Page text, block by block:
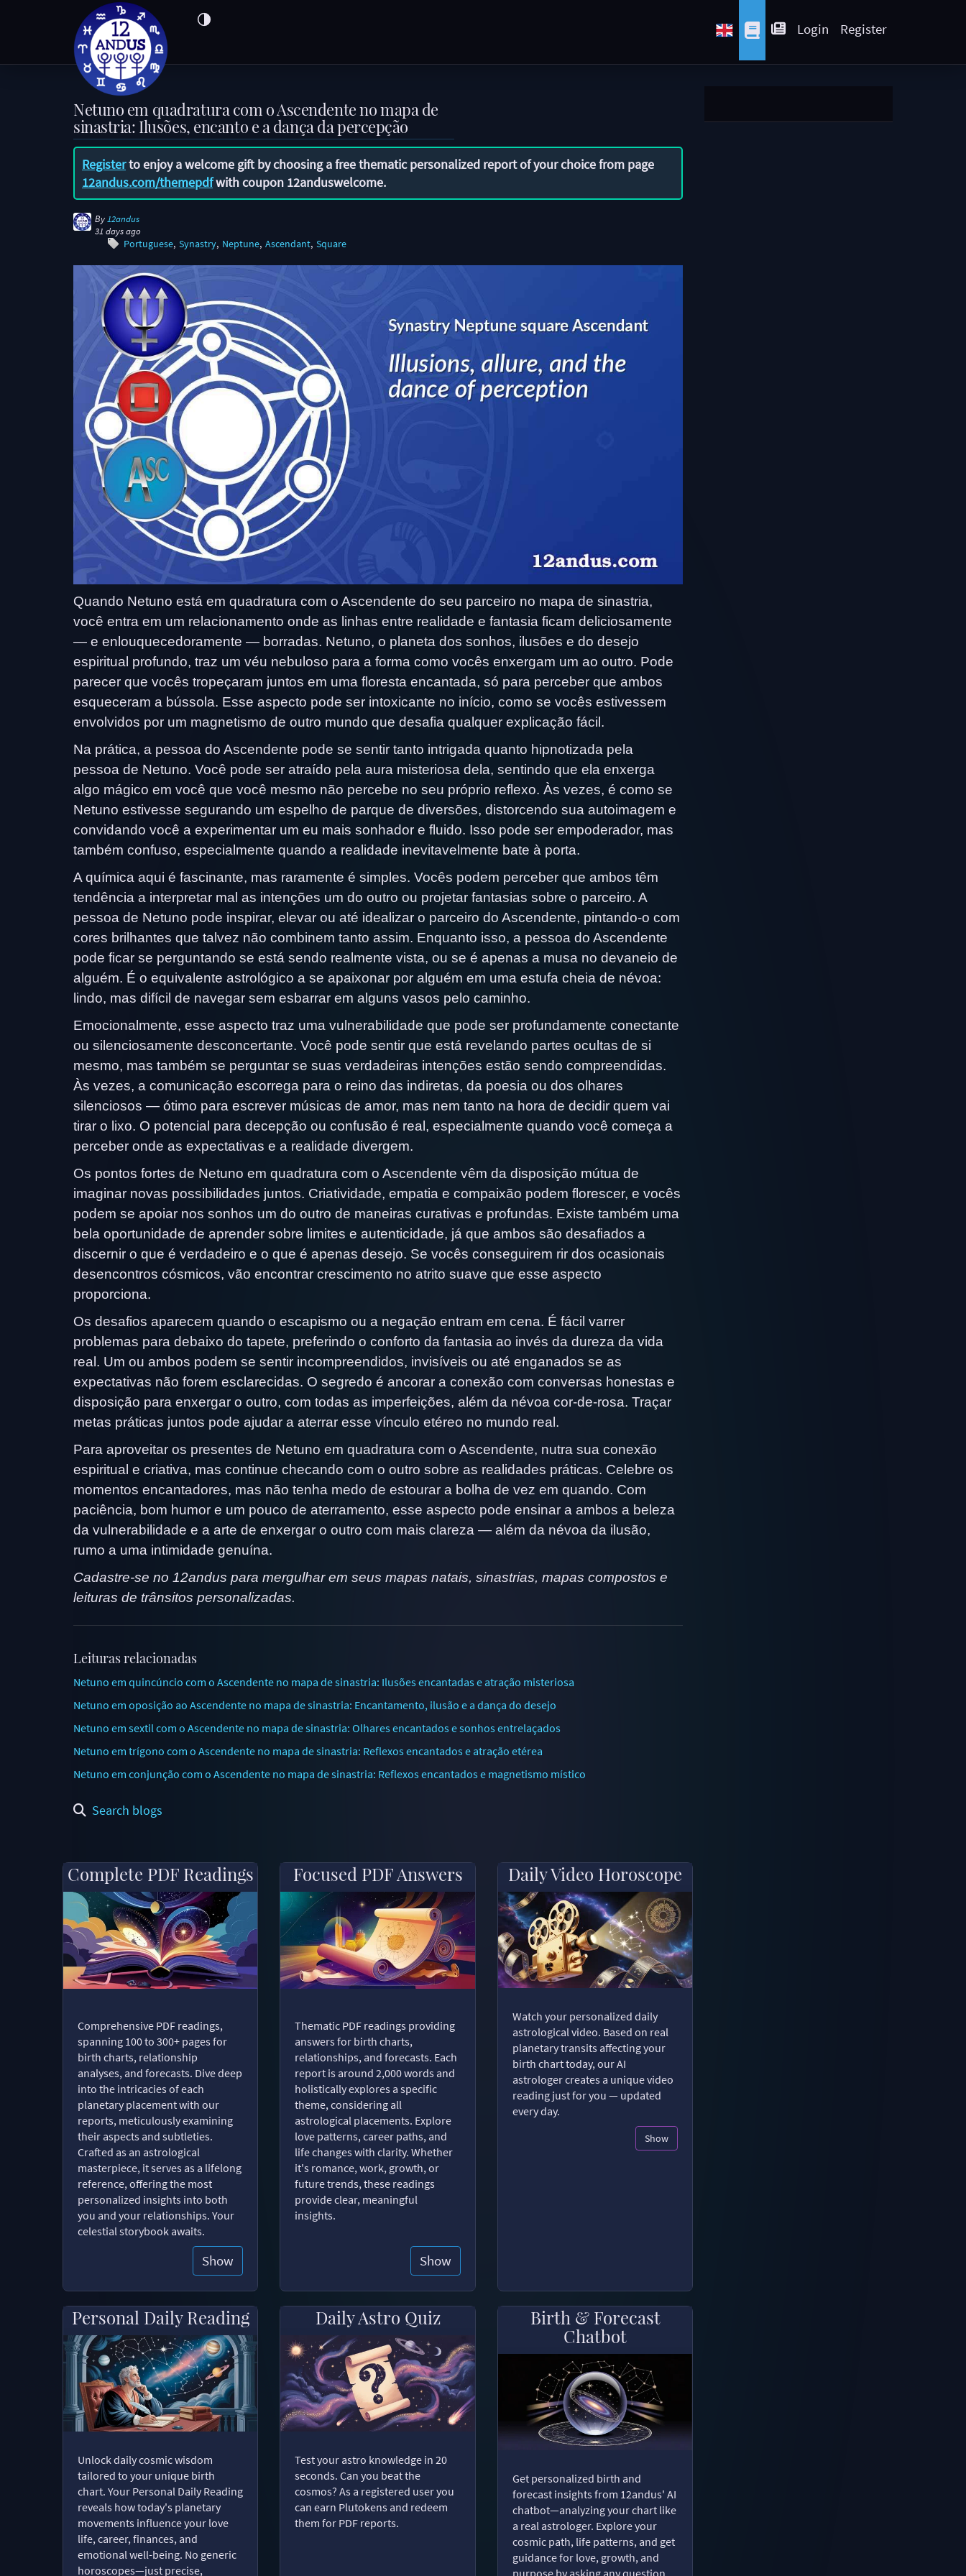
Login Register
Netuno em quadratura com o Ascendente no mapa de
sinastria: Ilusões, encanto e a dança da percepção
Registerto enjoy a welcome gift by choosing a free thematic personalized report of your choice from page
12andus.com/themepdfwith coupon 12anduswelcome.
By 12andus
31 days ago
Portuguese Synastry Neptune Ascendant Square
Quando Netuno está em quadratura com o Ascendente do seu parceiro no mapa de sinastria,
você entra em um relacionamento onde as linhas entre realidade e fantasia ficam deliciosamente
— e enlouquecedoramente — borradas. Netuno, o planeta dos sonhos, ilusões e do desejo
espiritual profundo, traz um véu nebuloso para a forma como vocês enxergam um ao outro. Pode
parecer que vocês tropeçaram juntos em uma floresta encantada, só para perceber que ambos
esqueceram a bússola. Esse aspecto pode ser intoxicante no início, como se vocês estivessem
envolvidos por um magnetismo de outro mundo que desafia qualquer explicação fácil.
Na prática, a pessoa do Ascendente pode se sentir tanto intrigada quanto hipnotizada pela
pessoa de Netuno. Você pode ser atraído pela aura misteriosa dela, sentindo que ela enxerga
algo mágico em você que você mesmo não percebe no seu próprio reflexo. Às vezes, é como se
Netuno estivesse segurando um espelho de parque de diversões, distorcendo sua autoimagem e
convidando você a experimentar um eu mais sonhador e fluido. Isso pode ser empoderador, mas
também confuso, especialmente quando a realidade inevitavelmente bate à porta.
A química aqui é fascinante, mas raramente é simples. Vocês podem perceber que ambos têm
tendência a interpretar mal as intenções um do outro ou projetar fantasias sobre o parceiro. A
pessoa de Netuno pode inspirar, elevar ou até idealizar o parceiro do Ascendente, pintando-o com
cores brilhantes que talvez não combinem tanto assim. Enquanto isso, a pessoa do Ascendente
pode ficar se perguntando se está sendo realmente vista, ou se é apenas a musa no devaneio de
alguém. É o equivalente astrológico a se apaixonar por alguém em uma estufa cheia de névoa:
lindo, mas difícil de navegar sem esbarrar em alguns vasos pelo caminho.
Emocionalmente, esse aspecto traz uma vulnerabilidade que pode ser profundamente conectante
ou silenciosamente desconcertante. Você pode sentir que está revelando partes ocultas de si
mesmo, mas também se perguntar se suas verdadeiras intenções estão sendo compreendidas.
Às vezes, a comunicação escorrega para o reino das indiretas, da poesia ou dos olhares
silenciosos — ótimo para escrever músicas de amor, mas nem tanto na hora de decidir quem vai
tirar o lixo. O potencial para decepção ou confusão é real, especialmente quando você começa a
perceber onde as expectativas e a realidade divergem.
Os pontos fortes de Netuno em quadratura com o Ascendente vêm da disposição mútua de
imaginar novas possibilidades juntos. Criatividade, empatia e compaixão podem florescer, e vocês
podem se apoiar nos sonhos um do outro de maneiras curativas e profundas. Existe também uma
bela oportunidade de aprender sobre limites e autenticidade, já que ambos são desafiados a
discernir o que é verdadeiro e o que é apenas desejo. Se vocês conseguirem rir dos ocasionais
desencontros cósmicos, vão encontrar crescimento no atrito suave que esse aspecto
proporciona.
Os desafios aparecem quando o escapismo ou a negação entram em cena. É fácil varrer
problemas para debaixo do tapete, preferindo o conforto da fantasia ao invés da dureza da vida
real. Um ou ambos podem se sentir incompreendidos, invisíveis ou até enganados se as
expectativas não forem esclarecidas. O segredo é ancorar a conexão com conversas honestas e
disposição para enxergar o outro, com todas as imperfeições, além da névoa cor-de-rosa. Traçar
metas práticas juntos pode ajudar a aterrar esse vínculo etéreo no mundo real.
Para aproveitar os presentes de Netuno em quadratura com o Ascendente, nutra sua conexão
espiritual e criativa, mas continue checando com o outro sobre as realidades práticas. Celebre os
momentos encantadores, mas não tenha medo de estourar a bolha de vez em quando. Com
paciência, bom humor e um pouco de aterramento, esse aspecto pode ensinar a ambos a beleza
da vulnerabilidade e a arte de enxergar o outro com mais clareza — além da névoa da ilusão,
rumo a uma intimidade genuína.
Cadastre-se no 12andus para mergulhar em seus mapas natais, sinastrias, mapas compostos e
leituras de trânsitos personalizadas.
Leituras relacionadas
Netuno em quincúncio com o Ascendente no mapa de sinastria: Ilusões encantadas e atração misteriosa
Netuno em oposição ao Ascendente no mapa de sinastria: Encantamento, ilusão e a dança do desejo
Netuno em sextil com o Ascendente no mapa de sinastria: Olhares encantados e sonhos entrelaçados
Netuno em trígono com o Ascendente no mapa de sinastria: Reflexos encantados e atração etérea
Netuno em conjunção com o Ascendente no mapa de sinastria: Reflexos encantados e magnetismo místico
Search blogs
Complete PDF Readings
Comprehensive PDF readings,
spanning 100 to 300+ pages for
birth charts, relationship
analyses, and forecasts. Dive deep
into the intricacies of each
planetary placement with our
reports, meticulously examining
their aspects and subtleties.
Crafted as an astrological
masterpiece, it serves as a lifelong
reference, offering the most
personalized insights into both
you and your relationships. Your
celestial storybook awaits.
Show
Focused PDF Answers
Thematic PDF readings providing
answers for birth charts,
relationships, and forecasts. Each
report is around 2,000 words and
holistically explores a specific
theme, considering all
astrological placements. Explore
love patterns, career paths, and
life changes with clarity. Whether
it's romance, work, growth, or
future trends, these readings
provide clear, meaningful
insights.
Show
Daily Video Horoscope
Watch your personalized daily
astrological video. Based on real
planetary transits affecting your
birth chart today, our AI
astrologer creates a unique video
reading just for you — updated
every day.
Show
Personal Daily Reading
Unlock daily cosmic wisdom
tailored to your unique birth
chart. Your Personal Daily Reading
reveals how today's planetary
movements influence your love
life, career, finances, and
emotional well-being. No generic
horoscopes—just precise,
Daily Astro Quiz
Test your astro knowledge in 20
seconds. Can you beat the
cosmos? As a registered user you
can earn Plutokens and redeem
them for PDF reports.
Birth & Forecast
Chatbot
Get personalized birth and
forecast insights from 12andus' AI
chatbot—analyzing your chart like
a real astrologer. Explore your
cosmic path, life patterns, and get
guidance for love, growth, and
purpose by asking any question.